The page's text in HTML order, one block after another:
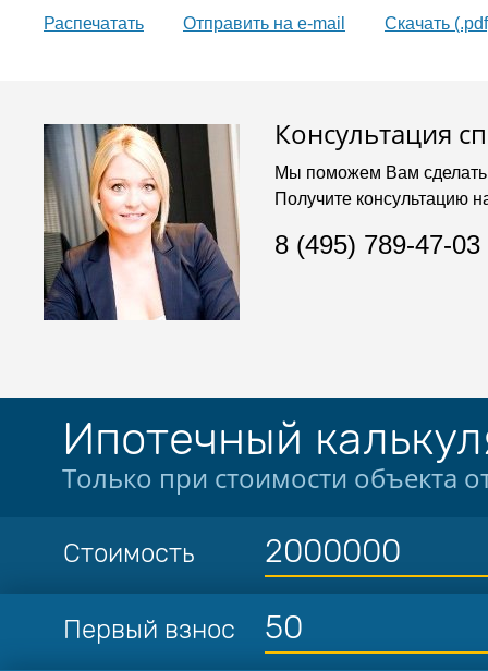
Распечатать Oтправить на e-mail Скачать
Консультация
Мы поможем Вам
Получите консультацию
8 (495) 789-47-03
Ипотечный
Только при стоимости объекта
Стоимость
Первый взнос